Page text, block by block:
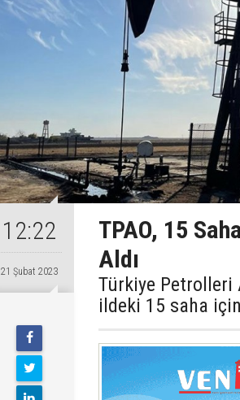
12:22
21 Şubat 2023
TPAO, 15
Aldı
Türkiye Petrolleri
ildeki 15 saha